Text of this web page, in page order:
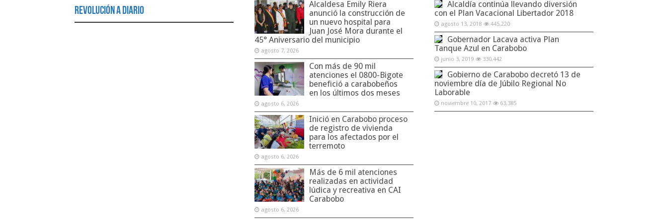
Revolución a Diario
Alcaldesa Emily Riera
anunció la construcción de
un nuevo hospital para
Juan José Mora durante el
45° Aniversario del municipio
agosto 7, 2026
Con más de 90 mil
atenciones el 0800-Bigote
benefició a carabobeños
en los últimos dos meses
agosto 6, 2026
Inició en Carabobo proceso
de registro de vivienda
para los afectados por el
terremoto
agosto 6, 2026
Más de 6 mil atenciones
realizadas en actividad
lúdica y recreativa en CAI
Carabobo
agosto 6, 2026
Alcaldía continúa llevando diversión
con el Plan Vacacional Libertador 2018
agosto 13, 2018 445,220
Gobernador Lacava activa Plan
Tanque Azul en Carabobo
junio 3, 2019 330,442
Gobierno de Carabobo decretó 13 de
noviembre día de Júbilo Regional No
Laborable
noviembre 10, 2017 63,385